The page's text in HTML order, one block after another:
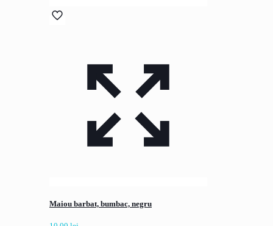
Maiou barbat, bumbac, negru